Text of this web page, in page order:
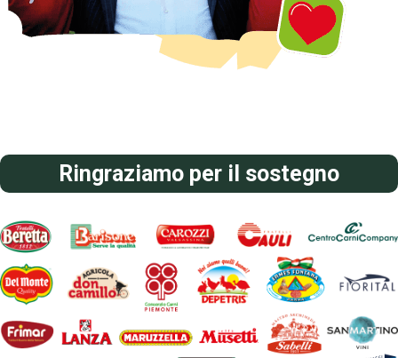
Ringraziamo per il sostegno